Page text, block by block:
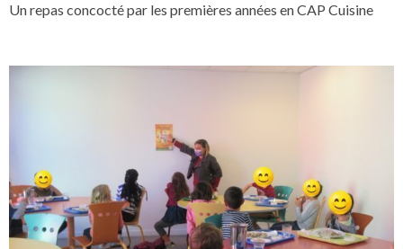
Un repas concocté par les premières années en CAP Cuisine